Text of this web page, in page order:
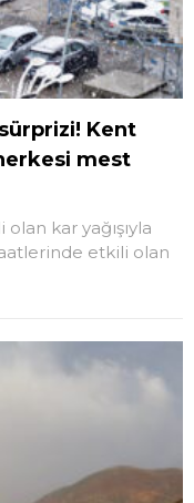
sürprizi! Kent
mest
kar yağışıyla
etkili olan